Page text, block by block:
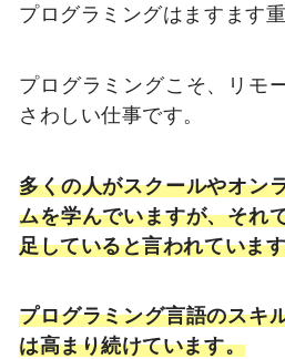
プログラミングはますます
プログラミングこそ、リモ
さわしい仕事です。
多くの人がスクールやオン
ムを学んでいますが、それ
足していると言われていま
プログラミング言語のスキ
は高まり続けています。